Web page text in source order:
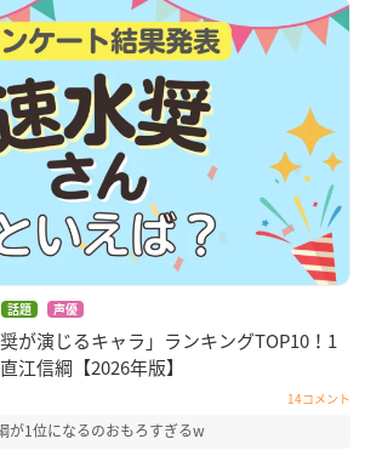
話題 声優
が演じるキャラ」ランキングTOP10！1
江信綱【2026年版】
14コメント
が1位になるのおもろすぎるw